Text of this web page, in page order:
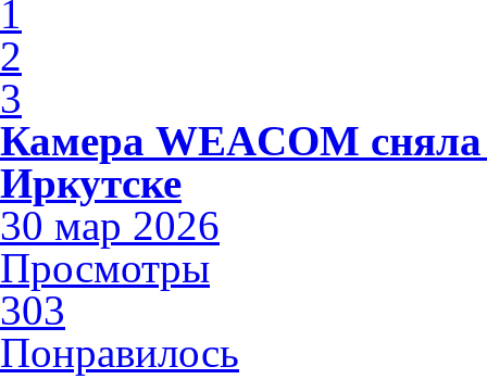
1
2
3
Камера WEACOM
Иркутске
30 мар 2026
Просмотры
303
Понравилось